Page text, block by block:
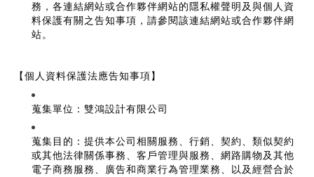
務，各連結網站或合作夥伴網站的隱私權聲明及與個人資
料保護有關之告知事項，請參閱該連結網站或合作夥伴網
站。
【個人資料保護法應告知事項】
蒐集單位：雙鴻設計有限公司
蒐集目的：提供本公司相關服務、行銷、契約、類似契約
或其他法律關係事務、客戶管理與服務、網路購物及其他
電子商務服務、廣告和商業行為管理業務、以及經營合於